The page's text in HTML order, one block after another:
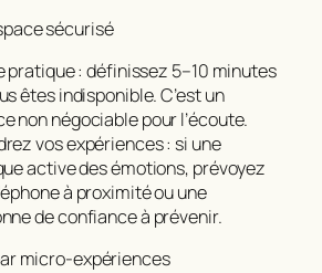
sécurisé
pratique : définissez 5–10 minutes
êtes indisponible. C’est un
non négociable pour l’écoute.
vos expériences : si une
active des émotions, prévoyez
à proximité ou une
de confiance à prévenir.
micro-expériences